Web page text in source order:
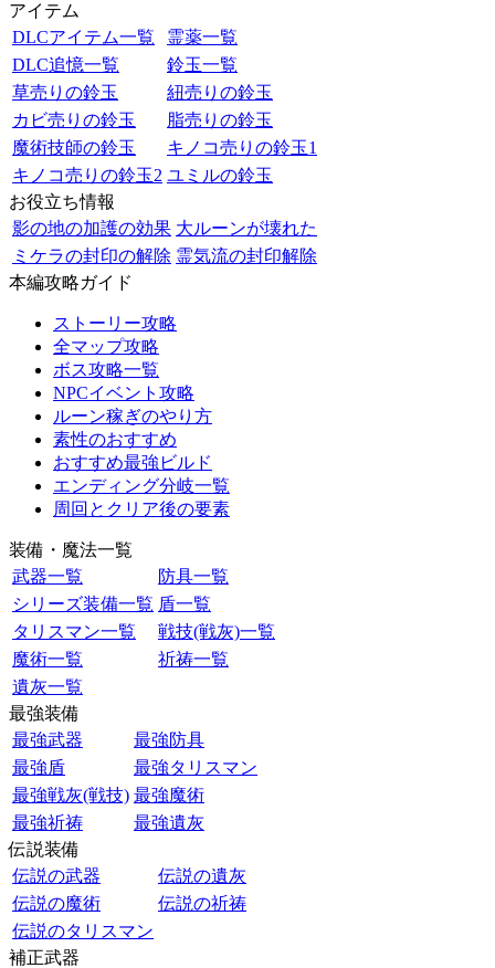
アイテム
DLCアイテム一覧
霊薬一覧
DLC追憶一覧
鈴玉一覧
草売りの鈴玉
紐売りの鈴玉
カビ売りの鈴玉
脂売りの鈴玉
魔術技師の鈴玉
キノコ売りの鈴玉1
キノコ売りの鈴玉2 ユミルの鈴玉
お役立ち情報
影の地の加護の効果 大ルーンが壊れた
ミケラの封印の解除 霊気流の封印解除
本編攻略ガイド
ストーリー攻略
全マップ攻略
ボス攻略一覧
NPCイベント攻略
ルーン稼ぎのやり方
素性のおすすめ
おすすめ最強ビルド
エンディング分岐一覧
周回とクリア後の要素
装備・魔法一覧
武器一覧
防具一覧
シリーズ装備一覧 盾一覧
タリスマン一覧
戦技(戦灰)一覧
魔術一覧
祈祷一覧
遺灰一覧
最強装備
最強武器
最強防具
最強盾
最強タリスマン
最強戦灰(戦技) 最強魔術
最強祈祷
最強遺灰
伝説装備
伝説の武器
伝説の遺灰
伝説の魔術
伝説の祈祷
伝説のタリスマン
補正武器